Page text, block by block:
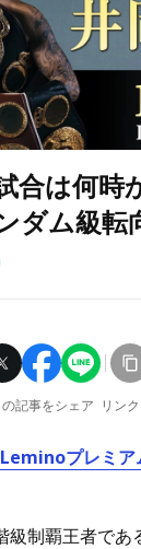
合は何時
ダム級転
の記事をシェア リン
プレミア
級制覇王者で